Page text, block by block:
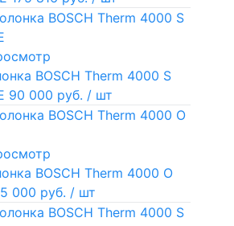
BOSCH Therm 4000 S
90 000 руб. / шт
BOSCH Therm 4000 O
000 руб. / шт